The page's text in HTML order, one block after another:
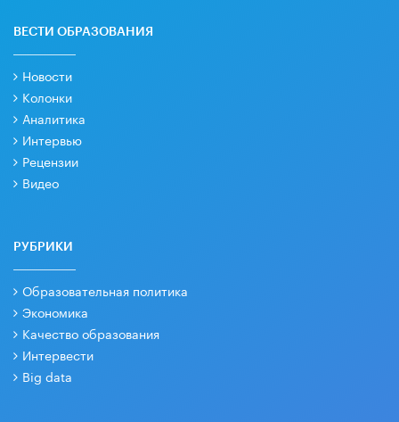
ВЕСТИ ОБРАЗОВАНИЯ
Новости
Колонки
Аналитика
Интервью
Рецензии
Видео
РУБРИКИ
Образовательная политика
Экономика
Качество образования
Интервести
Big data